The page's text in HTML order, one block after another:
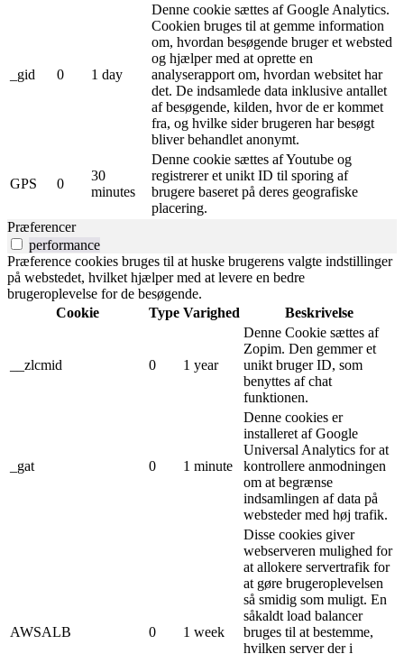
_gid 0 1 day
Denne cookie sættes af Google Analytics.
Cookien bruges til at gemme information
om, hvordan besøgende bruger et websted
og hjælper med at oprette en
analyserapport om, hvordan websitet har
det. De indsamlede data inklusive antallet
af besøgende, kilden, hvor de er kommet
fra, og hvilke sider brugeren har besøgt
bliver behandlet anonymt.
GPS 0
30
minutes
Denne cookie sættes af Youtube og
registrerer et unikt ID til sporing af
brugere baseret på deres geografiske
placering.
Præferencer
performance
Præference cookies bruges til at huske brugerens valgte indstillinger
på webstedet, hvilket hjælper med at levere en bedre
brugeroplevelse for de besøgende.
Cookie
Type Varighed Beskrivelse
__zlcmid 0 1 year
Denne Cookie sættes af
Zopim. Den gemmer et
unikt bruger ID, som
benyttes af chat
funktionen.
_gat 0 1 minute
Denne cookies er
installeret af Google
Universal Analytics for at
kontrollere anmodningen
om at begrænse
indsamlingen af ​​data på
websteder med høj trafik.
AWSALB 0 1 week
Disse cookies giver
webserveren mulighed for
at allokere servertrafik for
at gøre brugeroplevelsen
så smidig som muligt. En
såkaldt load balancer
bruges til at bestemme,
hvilken server der i